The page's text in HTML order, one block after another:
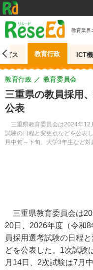
教育業界
ビス 教育行政 ICT
三重県の教員採用
公表
三重県教育委員会は2024年12
試験の日程と変更点などを公表
月中旬～下旬。大学3年生など対
教育行政 教育委員会
三重県教育委員会は
20日、2026年度（令和8
員採用選考試験の日程
どを公表した。1次試験
月14日、2次試験は7月